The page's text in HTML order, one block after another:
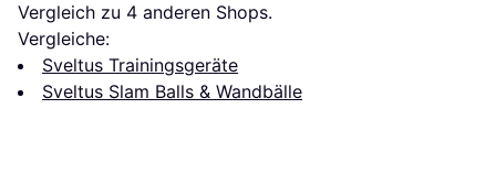
Vergleich zu 4 anderen Shops.
Vergleiche:
Sveltus Trainingsgeräte
Sveltus Slam Balls & Wandbälle